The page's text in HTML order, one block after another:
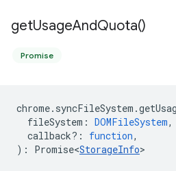
getUsageAndQuota()
Promise
chrome. syncFileSystem .
fileSystem : DOMFileSystem,
callback? : function,
) : Promise<StorageInfo>